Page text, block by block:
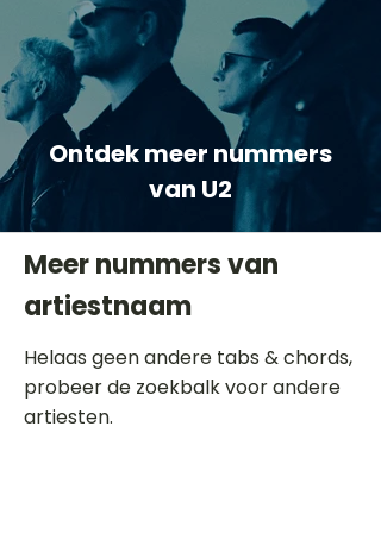
Ontdek meer nummers
van U2
Meer nummers van
artiestnaam
Helaas geen andere tabs & chords,
probeer de zoekbalk voor andere
artiesten.